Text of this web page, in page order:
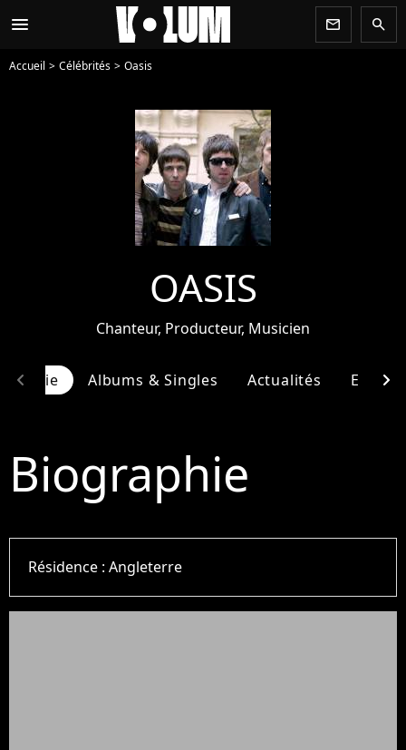
menu newsletter search
Accueil Célébrités Oasis
OASIS
Chanteur, Producteur, Musicien
Albums & Singles Actualités
chevron_left chevron_right
Biographie
Résidence :Angleterre